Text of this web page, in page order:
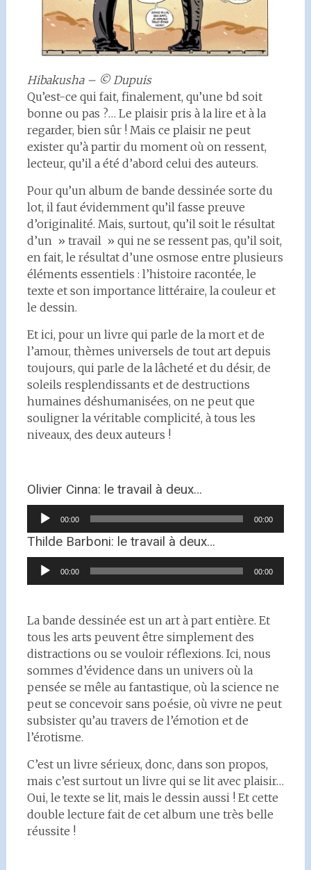
Hibakusha – © Dupuis
Qu’est-ce qui fait, finalement, qu’une bd soit
bonne ou pas ?… Le plaisir pris à la lire et à la
regarder, bien sûr ! Mais ce plaisir ne peut
exister qu’à partir du moment où on ressent,
lecteur, qu’il a été d’abord celui des auteurs.
Pour qu’un album de bande dessinée sorte du
lot, il faut évidemment qu’il fasse preuve
d’originalité. Mais, surtout, qu’il soit le résultat
d’un » travail » qui ne se ressent pas, qu’il soit,
en fait, le résultat d’une osmose entre plusieurs
éléments essentiels : l’histoire racontée, le
texte et son importance littéraire, la couleur et
le dessin.
Et ici, pour un livre qui parle de la mort et de
l’amour, thèmes universels de tout art depuis
toujours, qui parle de la lâcheté et du désir, de
soleils resplendissants et de destructions
humaines déshumanisées, on ne peut que
souligner la véritable complicité, à tous les
niveaux, des deux auteurs !
Olivier Cinna: le travail à deux…
Lecteur
audio
00:00 00:00
Thilde Barboni: le travail à deux…
Lecteur
audio
00:00 00:00
La bande dessinée est un art à part entière. Et
tous les arts peuvent être simplement des
distractions ou se vouloir réflexions. Ici, nous
sommes d’évidence dans un univers où la
pensée se mêle au fantastique, où la science ne
peut se concevoir sans poésie, où vivre ne peut
subsister qu’au travers de l’émotion et de
l’érotisme.
C’est un livre sérieux, donc, dans son propos,
mais c’est surtout un livre qui se lit avec plaisir…
Oui, le texte se lit, mais le dessin aussi ! Et cette
double lecture fait de cet album une très belle
réussite !